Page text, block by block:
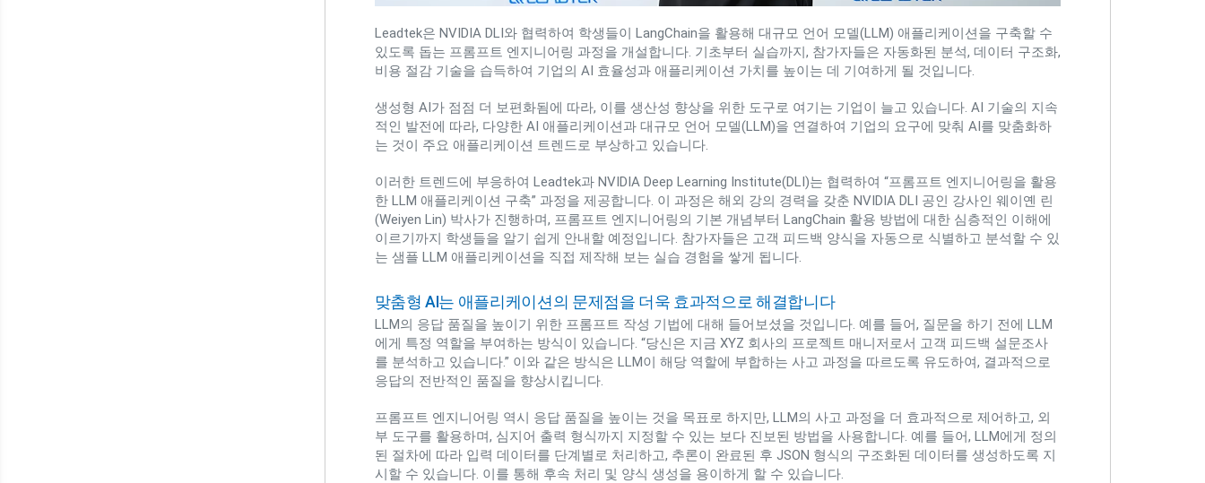
Leadtek은 NVIDIA DLI와 협력하여 학생들이 LangChain을 활용해 대규모 언어 모델(LLM) 애플리케이션을 구축할 수
있도록 돕는 프롬프트 엔지니어링 과정을 개설합니다. 기초부터 실습까지, 참가자들은 자동화된 분석, 데이터 구조화,
비용 절감 기술을 습득하여 기업의 AI 효율성과 애플리케이션 가치를 높이는 데 기여하게 될 것입니다.
생성형 AI가 점점 더 보편화됨에 따라, 이를 생산성 향상을 위한 도구로 여기는 기업이 늘고 있습니다. AI 기술의 지속
적인 발전에 따라, 다양한 AI 애플리케이션과 대규모 언어 모델(LLM)을 연결하여 기업의 요구에 맞춰 AI를 맞춤화하
는 것이 주요 애플리케이션 트렌드로 부상하고 있습니다.
이러한 트렌드에 부응하여 Leadtek과 NVIDIA Deep Learning Institute(DLI)는 협력하여 “프롬프트 엔지니어링을 활용
한 LLM 애플리케이션 구축” 과정을 제공합니다. 이 과정은 해외 강의 경력을 갖춘 NVIDIA DLI 공인 강사인 웨이옌 린
(Weiyen Lin) 박사가 진행하며, 프롬프트 엔지니어링의 기본 개념부터 LangChain 활용 방법에 대한 심층적인 이해에
이르기까지 학생들을 알기 쉽게 안내할 예정입니다. 참가자들은 고객 피드백 양식을 자동으로 식별하고 분석할 수 있
는 샘플 LLM 애플리케이션을 직접 제작해 보는 실습 경험을 쌓게 됩니다.
맞춤형 AI는 애플리케이션의 문제점을 더욱 효과적으로 해결합니다
LLM의 응답 품질을 높이기 위한 프롬프트 작성 기법에 대해 들어보셨을 것입니다. 예를 들어, 질문을 하기 전에 LLM
에게 특정 역할을 부여하는 방식이 있습니다. “당신은 지금 XYZ 회사의 프로젝트 매니저로서 고객 피드백 설문조사
를 분석하고 있습니다.” 이와 같은 방식은 LLM이 해당 역할에 부합하는 사고 과정을 따르도록 유도하여, 결과적으로
응답의 전반적인 품질을 향상시킵니다.
프롬프트 엔지니어링 역시 응답 품질을 높이는 것을 목표로 하지만, LLM의 사고 과정을 더 효과적으로 제어하고, 외
부 도구를 활용하며, 심지어 출력 형식까지 지정할 수 있는 보다 진보된 방법을 사용합니다. 예를 들어, LLM에게 정의
된 절차에 따라 입력 데이터를 단계별로 처리하고, 추론이 완료된 후 JSON 형식의 구조화된 데이터를 생성하도록 지
시할 수 있습니다. 이를 통해 후속 처리 및 양식 생성을 용이하게 할 수 있습니다.